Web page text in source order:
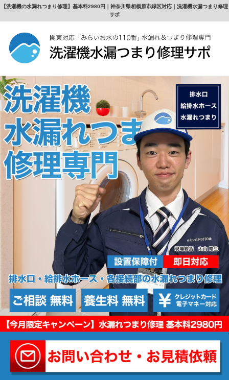
【洗濯機の水漏れつまり修理】基本料2980円｜神奈川県相模原市緑区対応｜洗濯機水漏つまり修理
サポ